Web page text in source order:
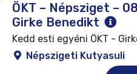
ÖKT – Népsziget –
Girke Benedikt
Kedd esti egyéni ÖKT -
Népszigeti Kutyasuli